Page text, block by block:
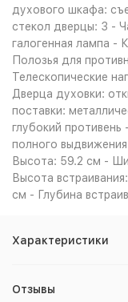
духового шкафа:
стекол дверцы: 3 -
галогенная лампа -
Полозья для
Телескопические
Дверца духовки:
поставки:
глубокий
полного
Высота: 59.2 см -
Высота
см - Глубина
Характеристики
Отзывы